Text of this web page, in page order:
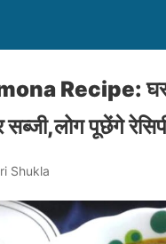
Recipe: घर
सब्जी,लोग पूछेंगे
Shukla